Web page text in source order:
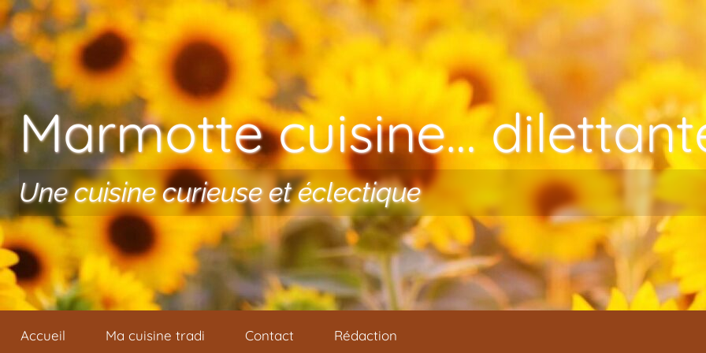
Aller au contenu
Marmotte cuisine…
Une cuisine curieuse et éclectique
Accueil Ma cuisine tradi Contact Rédaction